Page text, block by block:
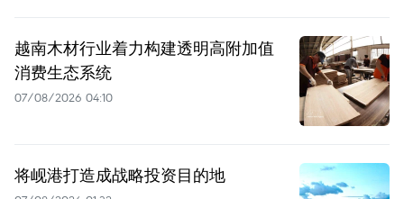
越南木材行业着力构建透明高附加值
消费生态系统
07/08/2026 04:10
将岘港打造成战略投资目的地